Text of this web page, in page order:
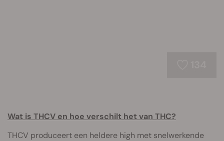
Wat is THCV en hoe verschilt het van THC?
THCV produceert een heldere high met snelwerkende